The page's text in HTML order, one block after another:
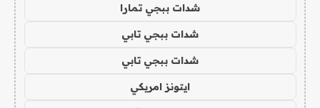
شدات ببجي تمارا
شدات ببجي تابي
شدات ببجي تابي
ايتونز امريكي